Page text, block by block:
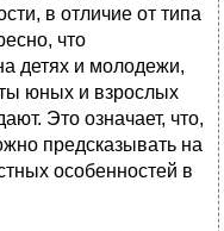
в отличие от типа
что
детях и молодежи,
юных и взрослых
Это означает, что,
предсказывать на
особенностей в